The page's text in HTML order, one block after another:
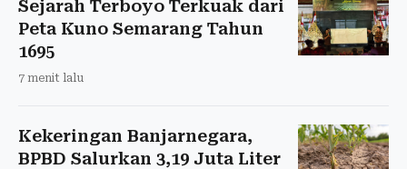
Sejarah Terboyo Terkuak dari
Peta Kuno Semarang Tahun
1695
7 menit lalu
Kekeringan Banjarnegara,
BPBD Salurkan 3,19 Juta Liter